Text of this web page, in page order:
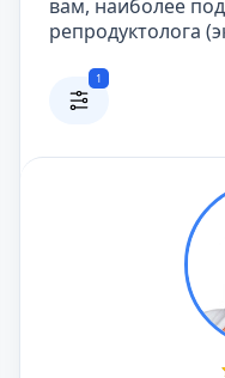
вам, наиболее
репродуктолога
1